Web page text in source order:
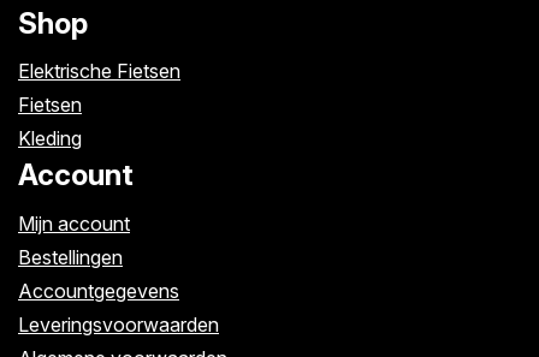
Shop
Elektrische Fietsen
Fietsen
Kleding
Account
Mijn account
Bestellingen
Accountgegevens
Leveringsvoorwaarden